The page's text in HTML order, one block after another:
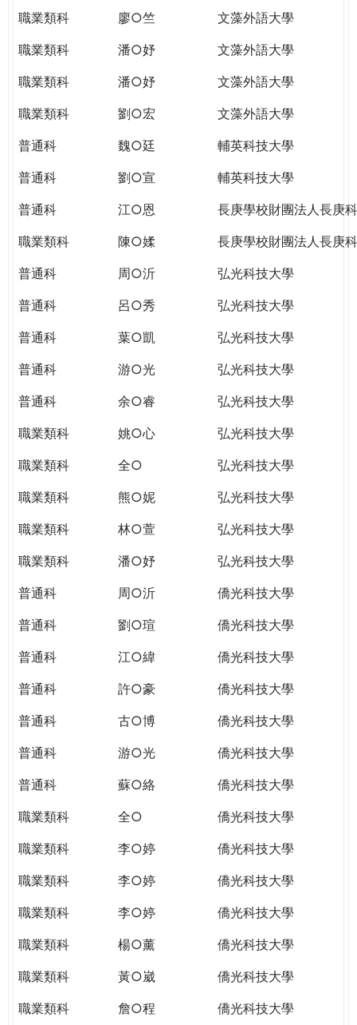
職業類科 廖○竺
文藻外語大學
職業類科
潘○妤
文藻外語大學
職業類科
潘○妤
文藻外語大學
職業類科
劉○宏
文藻外語大學
普通科
魏○廷
輔英科技大學
普通科
劉○宣
輔英科技大學
普通科
江○恩
長庚學校財團法人長庚
職業類科
陳○媃
長庚學校財團法人長庚
普通科
周○沂
弘光科技大學
普通科
呂○秀
弘光科技大學
普通科
葉○凱
弘光科技大學
普通科
游○光
弘光科技大學
普通科
余○睿
弘光科技大學
職業類科
姚○心
弘光科技大學
職業類科
全○
弘光科技大學
職業類科
熊○妮
弘光科技大學
職業類科
林○萱
弘光科技大學
職業類科
潘○妤
弘光科技大學
普通科
周○沂
僑光科技大學
普通科
劉○瑄
僑光科技大學
普通科
江○緯
僑光科技大學
普通科
許○豪
僑光科技大學
普通科
古○博
僑光科技大學
普通科
游○光
僑光科技大學
普通科
蘇○絡
僑光科技大學
職業類科
全○
僑光科技大學
職業類科
李○婷
僑光科技大學
職業類科
李○婷
僑光科技大學
職業類科
李○婷
僑光科技大學
職業類科
楊○薰
僑光科技大學
職業類科
黃○崴
僑光科技大學
職業類科
詹○程
僑光科技大學